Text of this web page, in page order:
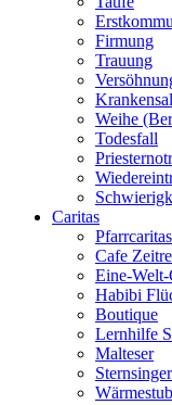
Firmung
Trauung
Weihe
Todesfall
Caritas
Pfarrcaritas
Cafe
Eine-
Habibi
Boutique
Lernhilfe
Malteser